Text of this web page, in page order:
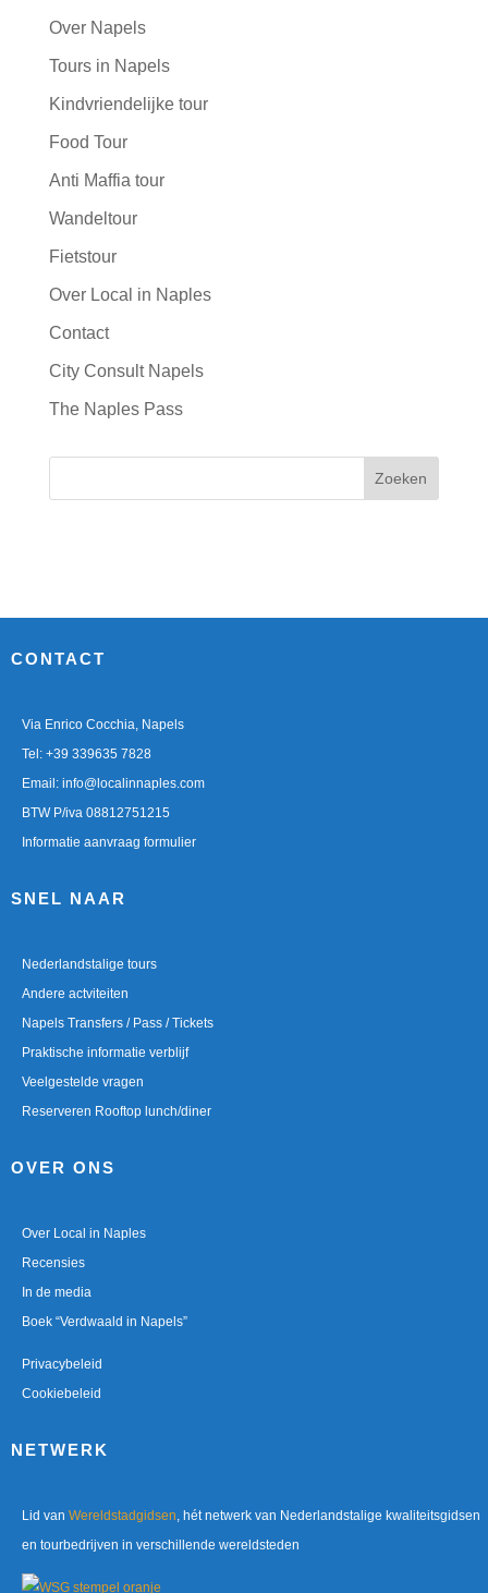
Over Napels
Tours in Napels
Kindvriendelijke tour
Food Tour
Anti Maffia tour
Wandeltour
Fietstour
Over Local in Naples
Contact
City Consult Napels
The Naples Pass
CONTACT
Via Enrico Cocchia, Napels
Tel: +39 339635 7828
Email: info@localinnaples.com
BTW P/iva 08812751215
Informatie aanvraag formulier
SNEL NAAR
Nederlandstalige tours
Andere actviteiten
Napels Transfers / Pass / Tickets
Praktische informatie verblijf
Veelgestelde vragen
Reserveren Rooftop lunch/diner
OVER ONS
Over Local in Naples
Recensies
In de media
Boek “Verdwaald in Napels”
Privacybeleid
Cookiebeleid
NETWERK
Lid van Wereldstadgidsen , hét netwerk van Nederlandstalige kwaliteitsgidsen
en tourbedrijven in verschillende wereldsteden